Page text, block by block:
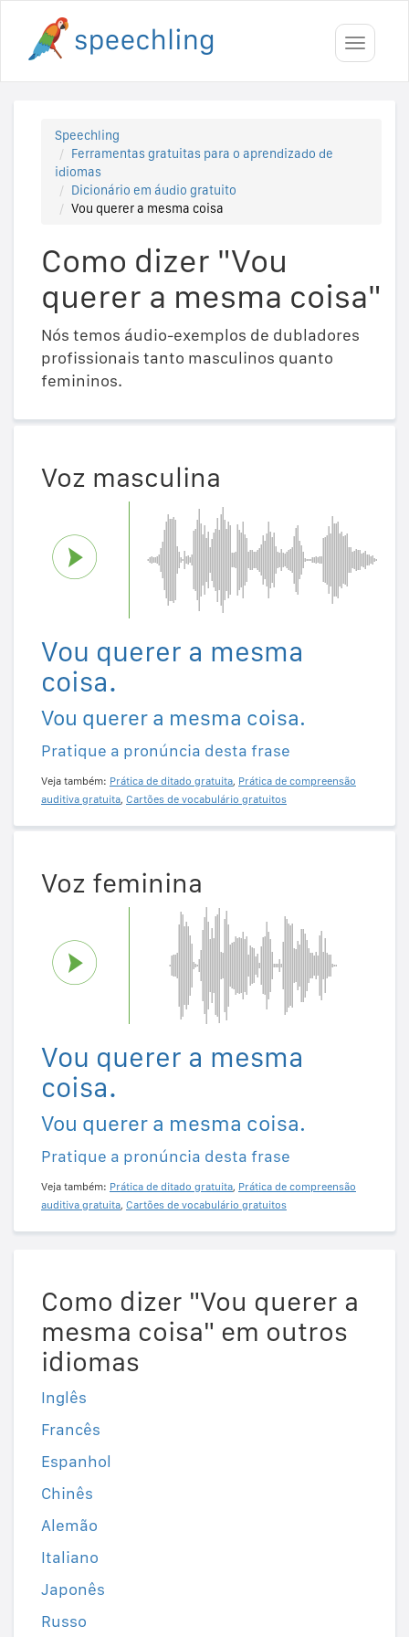
Toggle
Speechling
Ferramentas gratuitas para o aprendizado de
idiomas
Dicionário em áudio gratuito
Vou querer a mesma coisa
Como dizer "Vou
querer a mesma coisa"
Nós temos áudio-exemplos de dubladores
profissionais tanto masculinos quanto
femininos.
Voz masculina
Vou querer a mesma
coisa.
Vou querer a mesma coisa.
Pratique a pronúncia desta frase
Veja também: Prática de ditado gratuita, Prática de compreensão
auditiva gratuita, Cartões de vocabulário gratuitos
Voz feminina
Vou querer a mesma
coisa.
Vou querer a mesma coisa.
Pratique a pronúncia desta frase
Veja também: Prática de ditado gratuita, Prática de compreensão
auditiva gratuita, Cartões de vocabulário gratuitos
Como dizer "Vou querer a
mesma coisa" em outros
idiomas
Inglês
Francês
Espanhol
Chinês
Alemão
Italiano
Japonês
Russo